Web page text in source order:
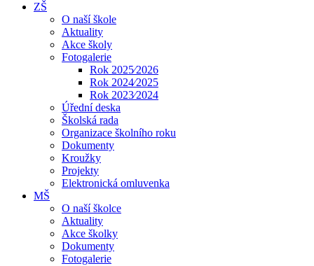
ZŠ
O naší škole
Aktuality
Akce školy
Fotogalerie
Rok 2025⁄2026
Rok 2024⁄2025
Rok 2023⁄2024
Úřední deska
Školská rada
Organizace školního roku
Dokumenty
Kroužky
Projekty
Elektronická omluvenka
MŠ
O naší školce
Aktuality
Akce školky
Dokumenty
Fotogalerie